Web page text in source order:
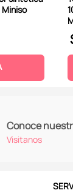
Conoce
Visitanos